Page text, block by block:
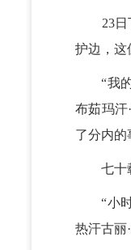
23日下
护边，这
“我的
布茹玛汗
了分内的
七十载
“小时
热汗古丽